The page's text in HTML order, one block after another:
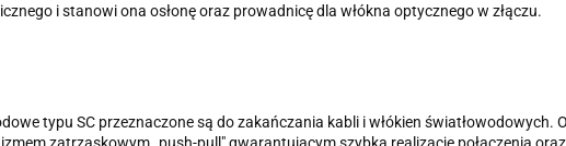
i stanowi ona osłonę oraz prowadnicę dla włókna optycznego w złączu.
typu SC przeznaczone są do zakańczania kabli i włókien
zatrzaskowym „push-pull" gwarantującym szybką realizację połączenia